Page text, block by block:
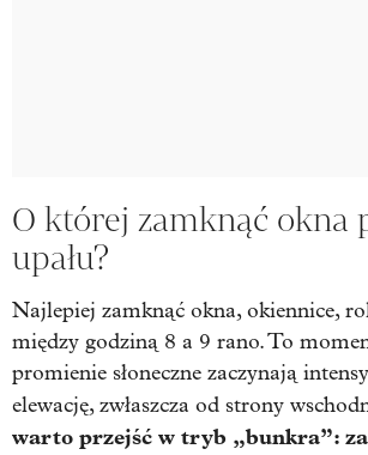
O której zamknąć okna
upału?
Najlepiej zamknąć okna, okiennice,
między godziną 8 a 9 rano. To
promienie słoneczne zaczynają
elewację, zwłaszcza od strony
warto przejść w tryb „bunkra”: